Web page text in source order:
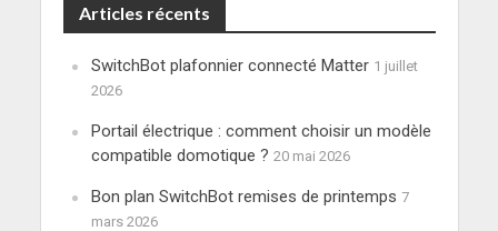
Articles récents
SwitchBot plafonnier connecté Matter 1 juillet
2026
Portail électrique : comment choisir un modèle
compatible domotique ? 20 mai 2026
Bon plan SwitchBot remises de printemps 7
mars 2026